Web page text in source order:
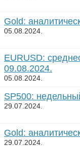
Gold:
05.08.2024.
EURUSD:
09.08.2024.
05.08.2024.
SP500:
29.07.2024.
Gold:
29.07.2024.